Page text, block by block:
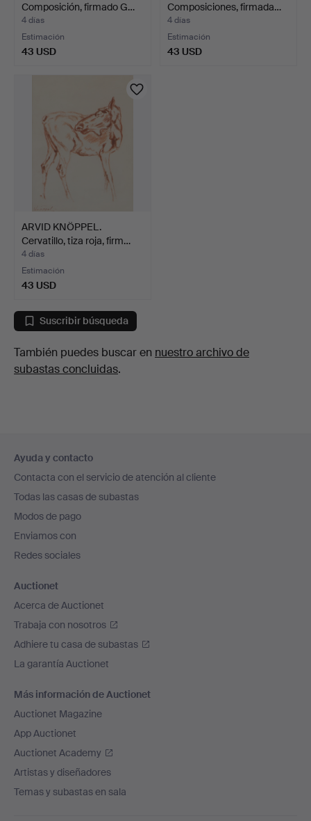
Composición, firmado G…
4 días
Estimación
43 USD
Composiciones, firmada…
4 días
Estimación
43 USD
ARVID KNÖPPEL.
Cervatillo, tiza roja, firm…
4 días
Estimación
43 USD
Suscribir búsqueda
También puedes buscar en nuestro archivo de
subastas concluidas.
en
el
pie
de
página
Ayuda y contacto
Contacta con el servicio de atención al cliente
Todas las casas de subastas
Modos de pago
Enviamos con
Redes sociales
Auctionet
Acerca de Auctionet
Trabaja con nosotros
Adhiere tu casa de subastas
La garantía Auctionet
Más información de Auctionet
Auctionet Magazine
App Auctionet
Auctionet Academy
Artistas y diseñadores
Temas y subastas en sala